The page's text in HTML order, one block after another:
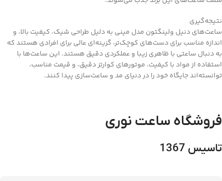
نتیجه‌گیری
ساعت‌های دنیل ولینگتون مدل مینی به دلیل طراحی شیک، کیفیت بالا، و
اندازه مناسب برای دست‌های کوچک‌تر، گزینه‌ای عالی برای افرادی هستند که
به دنبال ساعتی با ظاهری زیبا و عملکردی دقیق هستند. این ساعت‌ها با
استفاده از مواد با کیفیت، موتورهای کوارتز دقیق، و قیمت مناسب،
توانسته‌اند جایگاه خود را در دنیای مد و ساعت‌سازی پیدا کنند.
فروشگاه ساعت نوری
تاسیس 1367